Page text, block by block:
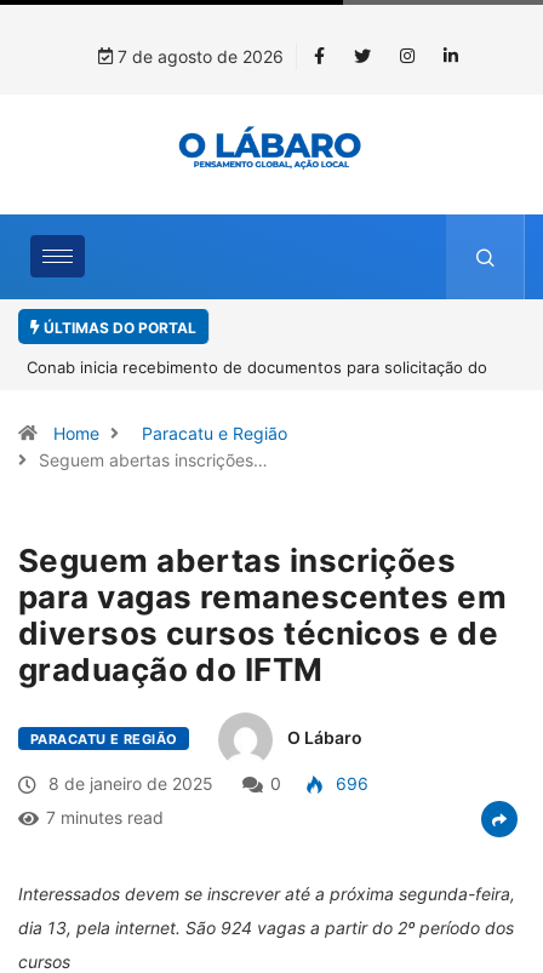
7 de agosto de 2026
ÚLTIMAS DO PORTAL
Conab inicia recebimento de documentos para solicitação do
Home
Paracatu e Região
Seguem abertas inscrições…
Seguem abertas inscrições
para vagas remanescentes em
diversos cursos técnicos e de
graduação do IFTM
PARACATU E REGIÃO O Lábaro
8 de janeiro de 2025 0
696
7 minutes read
Interessados devem se inscrever até a próxima segunda-feira,
dia 13, pela internet. São 924 vagas a partir do 2º período dos
cursos